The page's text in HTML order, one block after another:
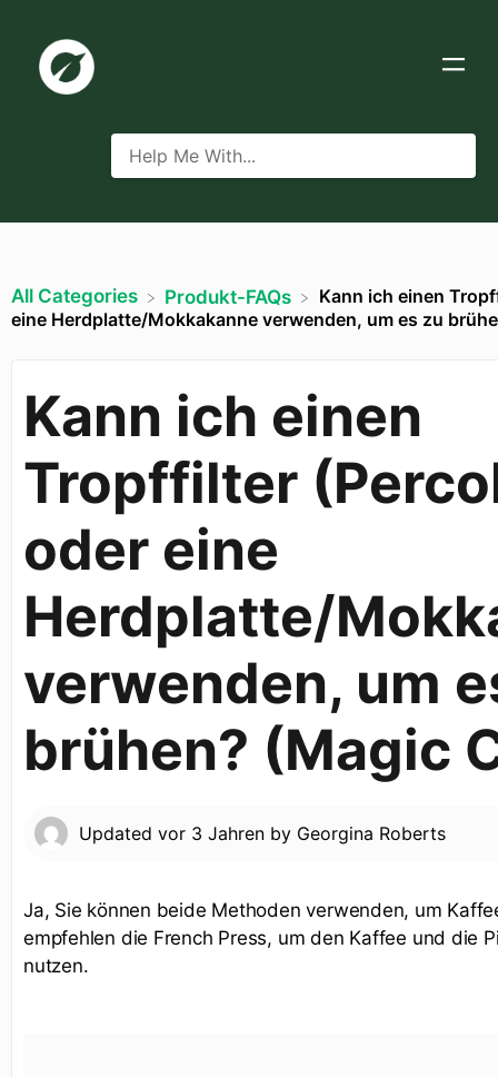
All Categories ​Produkt-FAQs
Kann ich einen
eine Herdplatte/Mokkakanne verwenden, um es zu
Kann ich einen
Tropffilter
oder eine
Herdplatte/
verwenden, um
brühen? (Magic
Updated vor 3 Jahren by Georgina Roberts
Ja, Sie können beide Methoden verwenden, um
empfehlen die French Press, um den Kaffee und die
nutzen.